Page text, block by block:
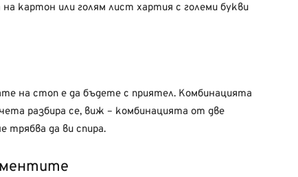
картон или голям лист хартия с големи букви
на стоп е да бъдете с приятел. Комбинацията
разбира се, виж – комбинацията от две
трябва да ви спира.